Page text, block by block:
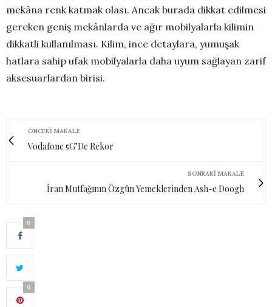
mekâna renk katmak olası. Ancak burada dikkat edilmesi
gereken geniş mekânlarda ve ağır mobilyalarla kilimin
dikkatli kullanılması. Kilim, ince detaylara, yumuşak
hatlara sahip ufak mobilyalarla daha uyum sağlayan zarif
aksesuarlardan birisi.
ÖNCEKI MAKALE
Vodafone 5G’De Rekor
SONRAKI MAKALE
İran Mutfağının Özgün Yemeklerinden Ash-e Doogh
0
0